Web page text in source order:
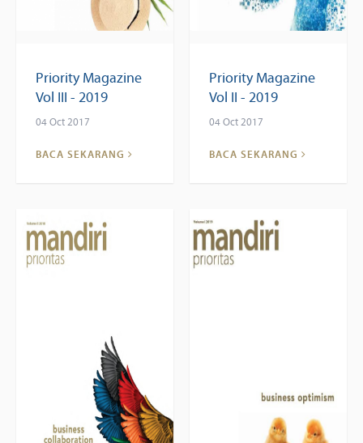
Priority Magazine
Vol III - 2019
04 Oct 2017
BACA SEKARANG
Priority Magazine
Vol II - 2019
04 Oct 2017
BACA SEKARANG